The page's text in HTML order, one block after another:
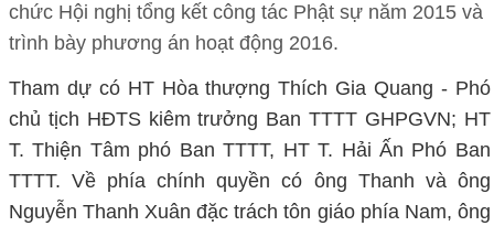
chức Hội nghị tổng kết công tác Phật sự năm 2015 và
trình bày phương án hoạt động 2016.
Tham dự có HT Hòa thượng Thích Gia Quang - Phó
chủ tịch HĐTS kiêm trưởng Ban TTTT GHPGVN; HT
T. Thiện Tâm phó Ban TTTT, HT T. Hải Ấn Phó Ban
TTTT. Về phía chính quyền có ông Thanh và ông
Nguyễn Thanh Xuân đặc trách tôn giáo phía Nam, ông